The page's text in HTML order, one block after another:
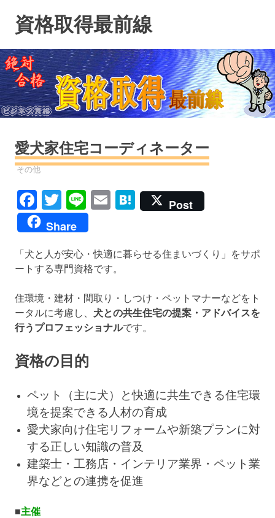
ン
ツ
へ
ス
キ
資格取得最前線
愛犬家住宅コーディネーター
資格
その他
Facebook
TwitterLineEmailHatena
Post
Share
「犬と人が安心・快適に暮らせる住まいづくり」をサポ
ートする専門資格です。
住環境・建材・間取り・しつけ・ペットマナーなどをト
ータルに考慮し、 犬との共生住宅の提案・アドバイスを
行うプロフェッショナルです。
資格の目的
ペット（主に犬）と快適に共生できる住宅環
境を提案できる人材の育成
愛犬家向け住宅リフォームや新築プランに対
する正しい知識の普及
建築士・工務店・インテリア業界・ペット業
界などとの連携を促進
■主催